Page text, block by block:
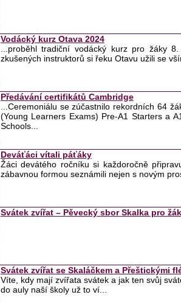
Vodácký kurz Otava 2024
...proběhl tradiční vodácký kurz pro žáky
zkušených instruktorů si řeku Otavu užili se
Předávání certifikátů Cambridge
...Ceremoniálu se zúčastnilo rekordních 64
(Young Learners Exams) Pre-A1 Starters a
Schools...
Deváťáci vítali páťáky
Žáci devátého ročníku si každoročně
zábavnou formou seznámili nejen s novým
Svátek zvířat – Pěvecký sbor Skalka pro
Svátek zvířat se Skaláčkem a Přeštickými
Víte, kdy mají zvířata svátek a jak ten svůj
do auly naší školy už to ví...